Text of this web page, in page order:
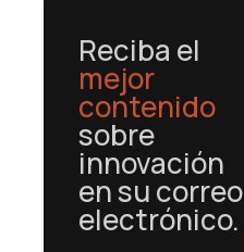
Reciba el
mejor
contenido
sobre
innovación
en su correo
electrónico.